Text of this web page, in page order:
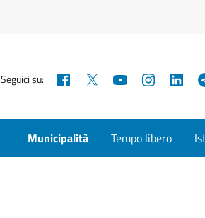
Seguici su: Facebook YouTube
Municipalità Tempo libero